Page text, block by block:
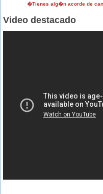
�Tienes alg�n acorde de
Video destacado